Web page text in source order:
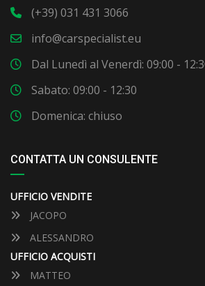
(+39) 031 431 3066
info@carspecialist.eu
Dal Lunedì al Venerdì: 09:00 -
Sabato: 09:00 - 12:30
Domenica: chiuso
CONTATTA UN CONSULENTE
UFFICIO VENDITE
JACOPO
ALESSANDRO
UFFICIO ACQUISTI
MATTEO